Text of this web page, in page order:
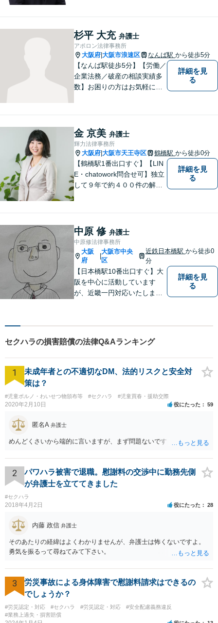
クライアントの話を丁寧に聞
き、意思疎通を測った上で最
適な解決策を提示します。
杉平 大充 弁護士
アポロン法律事務所
大阪府 大阪市浪速区 なんば駅 から徒歩5分
【なんば駅徒歩5分】【労働／
企業法務／破産の相談実績多
数】お困りの方はお気軽にご
詳細を見
る
金 京美 弁護士
輝力法律事務所
大阪府 大阪市天王寺区 鶴橋駅 から徒歩0分
【鶴橋駅1番出口すぐ】【LIN
E・chatowork問合せ可】独立
して９年で約４００件の解決
さ」「人間力」「交渉力」を
駆使して依頼者様の笑顔を取
り戻すべく全力で取り組みま
す。
詳細を見
る
中原 修 弁護士
中原修法律事務所
大阪
府
|
大阪市中央
区
近鉄日本橋駅から徒歩0
分
【日本橋駅10番出口すぐ】大
阪を中心に活動しています
が、近畿一円対応いたしま
トラブルから、刑事・詐欺、
問題のご相談を承ります。小
さな悩み事でもお気軽にお問
合わせください。
詳細を見
る
セクハラの損害賠償の法律Q&Aランキング
1
未成年者との不適切なDM、法的リスクと安全対
策は？
#児童ポルノ・わいせつ物頒布等 #セクハラ #児童買春・援助交際
2020年2月10日 役にたった 59
匿名A 弁護士
めんどくさいから端的に言いますが、まず問題ないです
2
パワハラ被害で退職。慰謝料の交渉中に勤務先側
が弁護士を立ててきました
#セクハラ
2018年4月2日 役にたった 28
内藤 政信 弁護士
そのあたりの経緯はよくわかりませんが、弁護士は怖くないですよ。
勇気を振るって尋ねてみて下さい。
3
労災事故による身体障害で慰謝料請求はできるの
でしょうか？
#労災認定・対応 #セクハラ #労災認定・対応
#安全配慮義務違反
#業務上過失・損害賠償